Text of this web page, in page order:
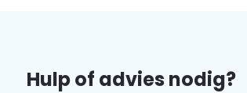
Hulp of advies nodig?